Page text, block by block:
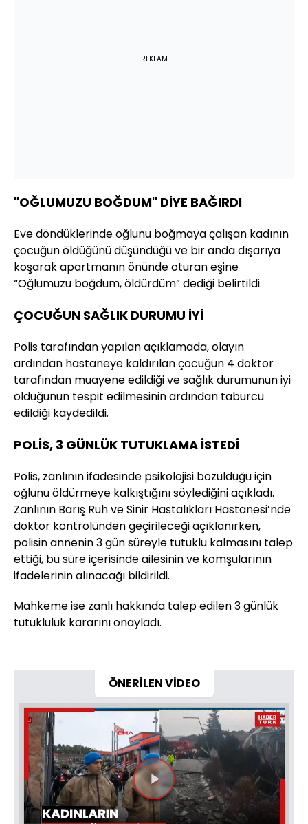
REKLAM
"OĞLUMUZU BOĞDUM" DİYE BAĞIRDI
Eve döndüklerinde oğlunu boğmaya çalışan kadının
çocuğun öldüğünü düşündüğü ve bir anda dışarıya
koşarak apartmanın önünde oturan eşine
“Oğlumuzu boğdum, öldürdüm” dediği belirtildi.
ÇOCUĞUN SAĞLIK DURUMU İYİ
Polis tarafından yapılan açıklamada, olayın
ardından hastaneye kaldırılan çocuğun 4 doktor
tarafından muayene edildiği ve sağlık durumunun iyi
olduğunun tespit edilmesinin ardından taburcu
edildiği kaydedildi.
POLİS, 3 GÜNLÜK TUTUKLAMA İSTEDİ
Polis, zanlının ifadesinde psikolojisi bozulduğu için
oğlunu öldürmeye kalkıştığını söylediğini açıkladı.
Zanlının Barış Ruh ve Sinir Hastalıkları Hastanesi’nde
doktor kontrolünden geçirileceği açıklanırken,
polisin annenin 3 gün süreyle tutuklu kalmasını talep
ettiği, bu süre içerisinde ailesinin ve komşularının
ifadelerinin alınacağı bildirildi.
Mahkeme ise zanlı hakkında talep edilen 3 günlük
tutukluluk kararını onayladı.
ÖNERİLEN VİDEO
Videoyu
Oynat